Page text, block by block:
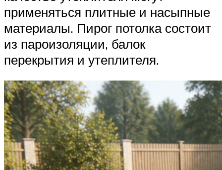
применяться плитные и насыпные
материалы. Пирог потолка состоит
из пароизоляции, балок
перекрытия и утеплителя.